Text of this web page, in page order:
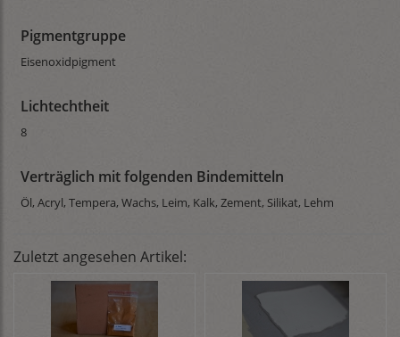
Pigmentgruppe
Eisenoxidpigment
Lichtechtheit
8
Verträglich mit folgenden Bindemitteln
Öl, Acryl, Tempera, Wachs, Leim, Kalk, Zement, Silikat, Lehm
Zuletzt angesehen Artikel: